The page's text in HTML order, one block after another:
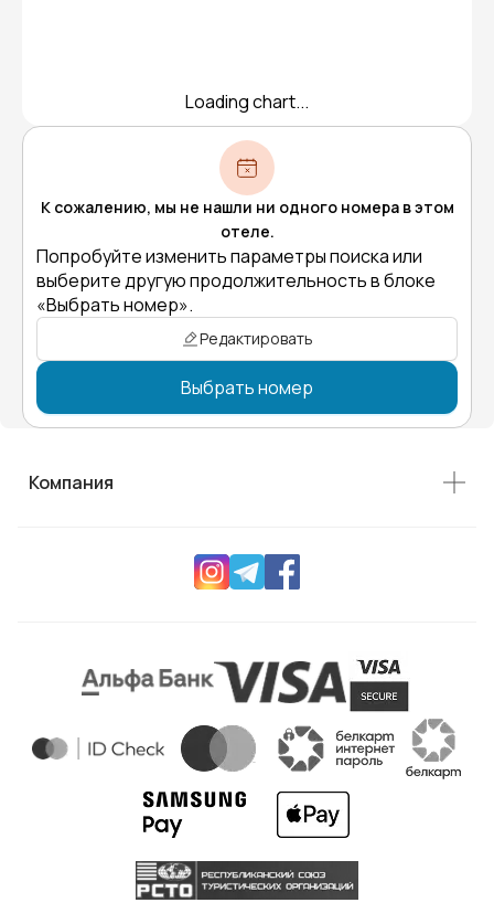
Loading chart...
К сожалению, мы не нашли ни одного номера в этом
отеле.
Попробуйте изменить параметры поиска или
выберите другую продолжительность в блоке
«Выбрать номер».
Редактировать
Выбрать номер
Компания